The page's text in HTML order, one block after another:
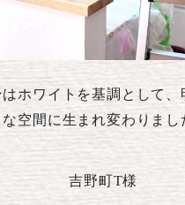
ホワイトを基調として、
な空間に生まれ変わりまし
吉野町T様